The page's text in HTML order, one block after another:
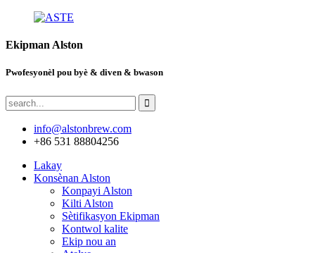
Ekipman Alston
Pwofesyonèl pou byè & diven & bwason
info@alstonbrew.com
+86 531 88804256
Lakay
Konsènan Alston
Konpayi Alston
Kilti Alston
Sètifikasyon Ekipman
Kontwol kalite
Ekip nou an